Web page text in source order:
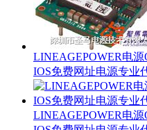
LINEAGEPOWER电
IOS免费网址电源专业
LINEAGEPOWER电